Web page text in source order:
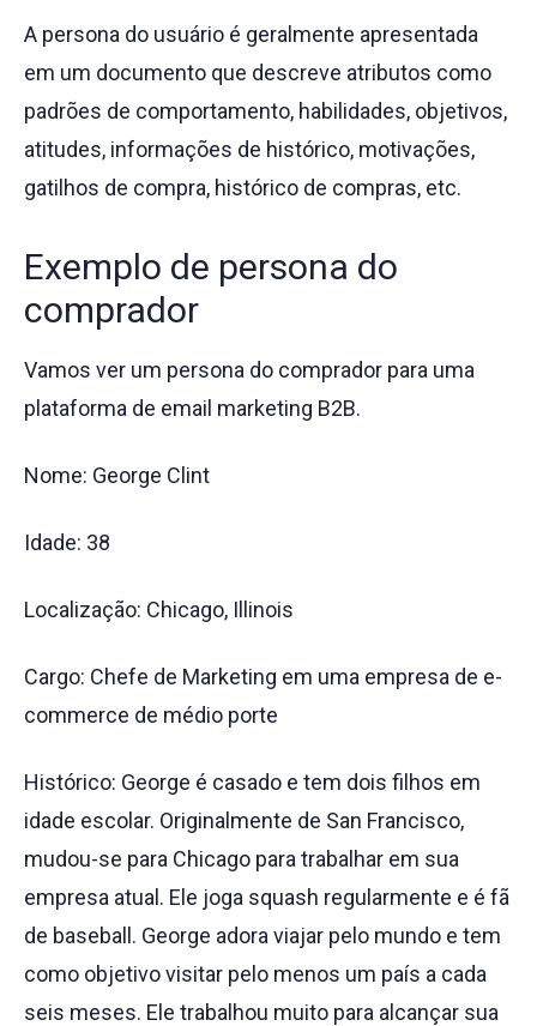
A persona do usuário é geralmente apresentada
em um documento que descreve atributos como
padrões de comportamento, habilidades, objetivos,
atitudes, informações de histórico, motivações,
gatilhos de compra, histórico de compras, etc.
Exemplo de persona do
comprador
Vamos ver um persona do comprador para uma
plataforma de email marketing B2B.
Nome: George Clint
Idade: 38
Localização: Chicago, Illinois
Cargo: Chefe de Marketing em uma empresa de e-
commerce de médio porte
Histórico: George é casado e tem dois filhos em
idade escolar. Originalmente de San Francisco,
mudou-se para Chicago para trabalhar em sua
empresa atual. Ele joga squash regularmente e é fã
de baseball. George adora viajar pelo mundo e tem
como objetivo visitar pelo menos um país a cada
seis meses. Ele trabalhou muito para alcançar sua